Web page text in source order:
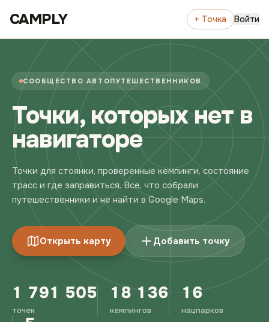
CAMPLY + Точка Войти
СООБЩЕСТВО АВТОПУТЕШЕСТВЕННИКОВ
Точки, которых нет в
навигаторе
Точки для стоянки, проверенные кемпинги, состояние
трасс и где заправиться. Всё, что собрали
путешественники и не найти в Google Maps.
Открыть карту Добавить точку
1 791 505
точек
18 136
кемпингов
16
нацпарков